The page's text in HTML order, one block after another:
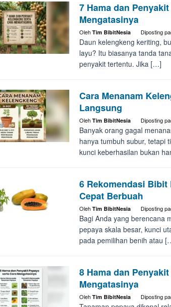
7 Hama dan
Mengatasinya
Oleh Tim BibitNesia Diposting
Daun kelengkeng keriting,
layu? Itu biasanya tanda
penyakit tertentu. Jika […]
Cara Menanam
Langsung
Oleh Tim BibitNesia Diposting
Banyak orang gagal
hanya tumbuh subur, tetapi
kunci keberhasilan bukan
6 Rekomendasi Bibit
Cepat Berbuah
Oleh Tim BibitNesia Diposting
Bagi Anda yang berencana
pepaya skala besar, kunci
pada pemilihan benih atau
8 Hama dan
Mengatasinya
Oleh Tim BibitNesia Diposting